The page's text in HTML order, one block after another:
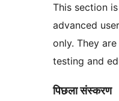
This section
advanced
only. They
testing and
पिछला संस्करण